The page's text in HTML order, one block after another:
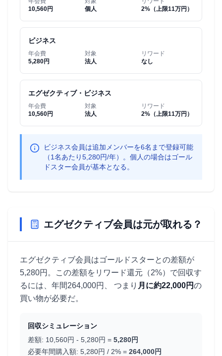
10,560円
個人
2%（上限11万円）
ビジネス
年会費
5,280円
対象
法人
リワード
なし
エグゼクティブ・ビジネス
年会費
10,560円
対象
法人
リワード
2%（上限11万円）
ビジネス会員は追加メンバーを6名まで登録可能
（1名あたり5,280円/年）。個人の場合はゴール
ドスター会員が基本となる。
エグゼクティブ会員は元が取れる？
エグゼクティブ会員はゴールドスターとの差額が
5,280円。この差額をリワード還元（2%）で回収す
るには、年間264,000円、 つまり 月に約22,000円の
買い物が必要だ。
回収シミュレーション
差額: 10,560円 - 5,280円 = 5,280円
必要年間購入額: 5,280円 / 2% = 264,000円